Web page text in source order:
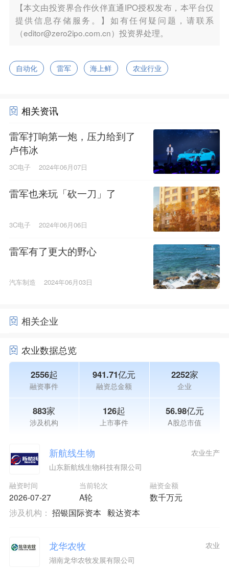
【本文由投资界合作伙伴直通IPO授权发布，本平台仅
提供信息存储服务。】如有任何疑问题，请联系
（editor@zero2ipo.com.cn）投资界处理。
自动化 雷军 海上鲜 农业行业
相关资讯
雷军打响第一炮，压力给到了
卢伟冰
3C电子 2024年06月07日
雷军也来玩「砍一刀」了
3C电子 2024年06月06日
雷军有了更大的野心
汽车制造 2024年06月03日
相关企业
农业数据总览
2556起
融资事件
941.71亿元
融资总金额
2252家
企业
883家
涉及机构
126起
上市事件
56.98亿元
A股总市值
新航线生物
山东新航线生物科技有限公司
融资时间
2026-07-27
当前轮次
A轮
融资金额
数千万元
农业生产
涉及机构： 招银国际资本 毅达资本
龙华农牧
湖南龙华农牧发展有限公司
农业